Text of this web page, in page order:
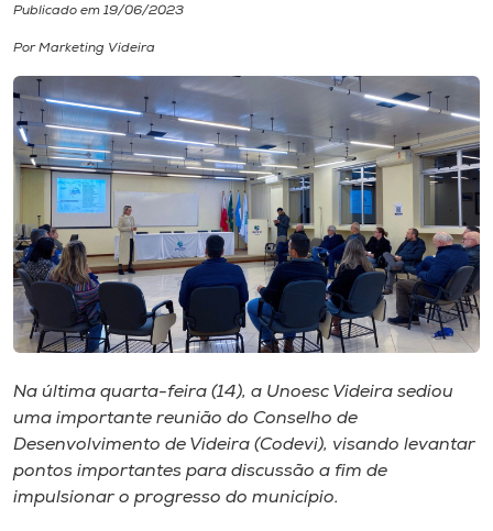
I.nova
Diplomados
Cultura
CPA
Biblioteca
Rádio
Museu
Publicado em 19/06/2023
Por Marketing Videira
Na última quarta-feira (14), a Unoesc Videira sediou
uma importante reunião do Conselho de
Desenvolvimento de Videira (Codevi), visando levantar
pontos importantes para discussão a fim de
impulsionar o progresso do município.